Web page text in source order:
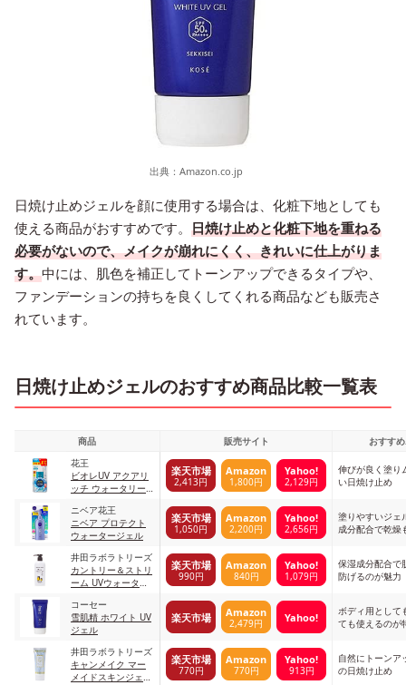
出典： Amazon.co.jp
日焼け止めジェルを顔に使用する場合は、化粧下地としても
使える商品がおすすめです。 日焼け止めと化粧下地を重ねる
必要がないので、メイクが崩れにくく、きれいに仕上がりま
す。中には、肌色を補正してトーンアップできるタイプや、
ファンデーションの持ちを良くしてくれる商品なども販売さ
れています。
日焼け止めジェルのおすすめ商品比較一覧表
商品 販売サイト
おすす
花王
ビオレUV アクアリ
ッチ ウォータリー
楽天市場
2,413円
Amazon
1,800円
Yahoo!
2,129円
伸びが良く塗り
い日焼け止め
ニベア花王
ニベア プロテクト
ウォータージェル
楽天市場
1,050円
Amazon
2,200円
Yahoo!
2,656円
塗りやすいジェ
成分配合で乾燥
井田ラボラトリーズ
カントリー＆ストリ
ーム UVウォータリ
楽天市場
990円
Amazon
840円
Yahoo!
1,079円
保湿成分配合で
防げるのが魅力
コーセー
雪肌精 ホワイト UV
ジェル
楽天市場 Amazon
2,479円 Yahoo!
ボディ用として
ても使えるのが
井田ラボラトリーズ
キャンメイク マー
メイドスキンジェル
楽天市場
770円
Amazon
770円
Yahoo!
913円
自然にトーンア
の日焼け止め